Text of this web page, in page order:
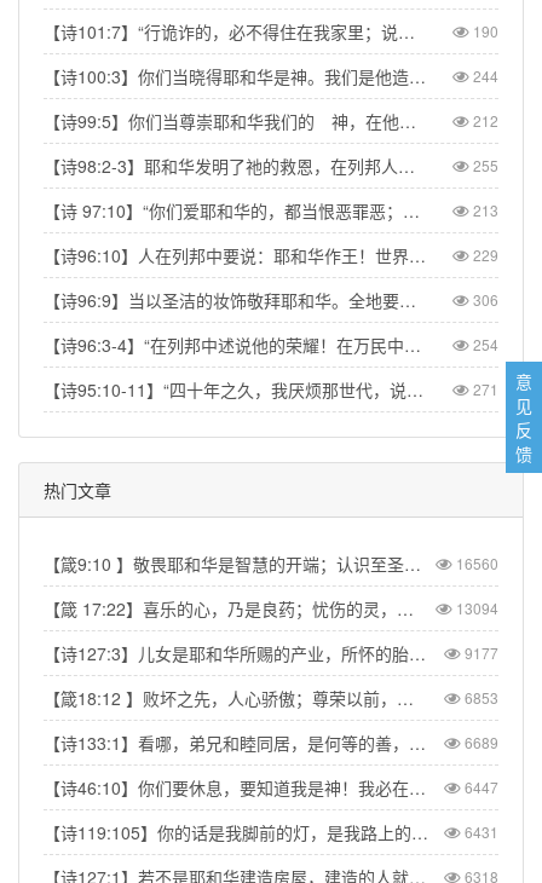
【诗101:7】“行诡诈的，必不得住在我家里；说谎话的，必不得立在我眼前。”【Psa 101:7】“No one who practices deceit will dwell in my house; no one who speaks falsely will stand in my presence.” 190
【诗100:3】你们当晓得耶和华是神。我们是他造的，也是属他的；我们是他的民，也是他草场的羊。【Psa 100:3】Know that the Lord is God. It is He who made us, and we are His; we are His people, the sheep of His pasture. 244
【诗99:5】你们当尊崇耶和华我们的 神，在他脚凳前下拜。他本为圣！【Psa 99:5】Exalt the LORD our God and worship at his footstool; he is holy! 212
【诗98:2-3】耶和华发明了祂的救恩，在列邦人眼前显出公义。记念祂向以色列家所发的慈爱，所凭的信实。地的四极都看见我们神的救恩。【Psa 98:2】The LORD has made His salvation known and revealed His righteousness to the nations. He has remembered His love and His faithfulness to Israel; all the ends of the earth have seen the salvation of our God. 255
【诗 97:10】“你们爱耶和华的，都当恨恶罪恶；他保护圣民的性命，搭救他们脱离恶人的手。” 【Psa 97:10】Let those who love the LORD hate evil, for he guards the lives of his faithful ones and delivers them from the hand of the wicked. 213
【诗96:10】人在列邦中要说：耶和华作王！世界就坚定，不得动摇；他要按公正审判众民。【Psa 96:10】Say among the nations, “The Lord reigns.” The world is firmly established, it cannot be moved; he will judge the peoples with equity. 229
【诗96:9】当以圣洁的妆饰敬拜耶和华。全地要在他面前战抖。【Psa 96:9】Worship the Lord in the splendor of his holiness; tremble before him, all the earth. 306
【诗96:3-4】“在列邦中述说他的荣耀！在万民中述说他的奇事！因耶和华为大，当受极大的赞美；他在万神之上，当受敬畏。”【Psa 96:3-4】“Declare his glory among the nations, his marvelous deeds among all peoples. For great is the LORD and most worthy of praise; he is to be feared above all gods.” 254
【诗95:10-11】“四十年之久，我厌烦那世代，说：‘这是心里迷糊的百姓，竟不晓得我的作为！’所以我在怒中起誓，说：‘他们断不可进入我的安息！’”【Psa 95:10–11】“For forty years I was angry with that generation; I said, ‘They are a people whose hearts go astray, and they have not known my ways.’ So I declared on oath in my anger, ‘They shall never enter my rest.’” 271
热门文章
【箴9:10 】敬畏耶和华是智慧的开端；认识至圣者便是聪明。 16560
【箴 17:22】喜乐的心，乃是良药；忧伤的灵，使骨枯干。 13094
【诗127:3】儿女是耶和华所赐的产业，所怀的胎是他所给的赏赐。 9177
【箴18:12 】败坏之先，人心骄傲；尊荣以前，必有谦卑。 6853
【诗133:1】看哪，弟兄和睦同居，是何等的善，何等的美！ 6689
【诗46:10】你们要休息，要知道我是神！我必在外邦中被尊崇，在遍地上也被尊崇。 6447
【诗119:105】你的话是我脚前的灯，是我路上的光。 6431
【诗127:1】若不是耶和华建造房屋，建造的人就枉然劳力；若不是耶和华看守城池，看守的人就枉然儆醒。 6318
意
见
反
馈